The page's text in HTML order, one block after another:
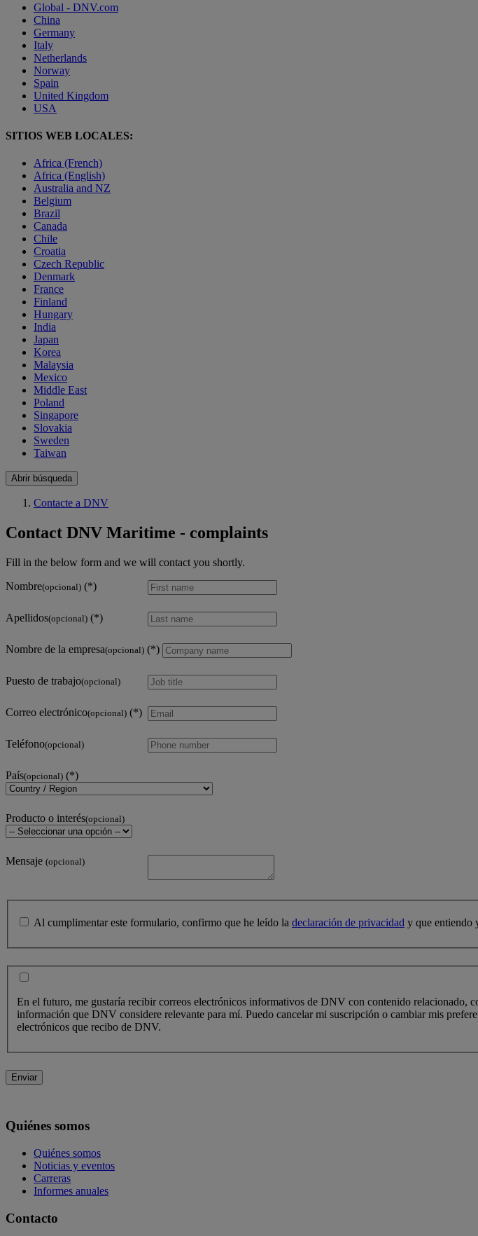
Global - DNV.com
China
Germany
Italy
Netherlands
Norway
Spain
United Kingdom
USA
SITIOS WEB LOCALES:
Africa (French)
Africa (English)
Australia and NZ
Belgium
Brazil
Canada
Chile
Croatia
Czech Republic
Denmark
France
Finland
Hungary
India
Japan
Korea
Malaysia
Mexico
Middle East
Poland
Singapore
Slovakia
Sweden
Taiwan
Abrir búsqueda
Contacte a DNV
Contact DNV Maritime - complaints
Fill in the below form and we will contact you shortly.
Nombre(opcional)
Apellidos(opcional)
Nombre de la empresa(opcional)
Puesto de trabajo(opcional)
Correo electrónico(opcional)
Teléfono(opcional)
País(opcional)
Producto o interés(opcional)
Mensaje (opcional)
Al cumplimentar este formulario, confirmo que he leído la declaración de privacidad y que entiendo
En el futuro, me gustaría recibir correos electrónicos informativos de DNV con contenido
información que DNV considere relevante para mí. Puedo cancelar mi suscripción o cambiar mis
electrónicos que recibo de DNV.
Enviar
Quiénes somos
Quiénes somos
Noticias y eventos
Carreras
Informes anuales
Contacto